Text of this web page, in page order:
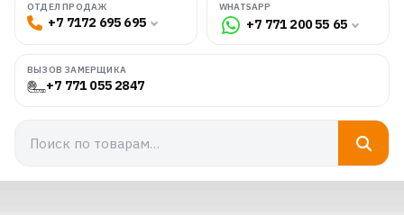
ОТДЕЛ ПРОДАЖ
+7 7172 695 695
WHATSAPP
+7 771 200 55 65
ВЫЗОВ ЗАМЕРЩИКА
+7 771 055 2847